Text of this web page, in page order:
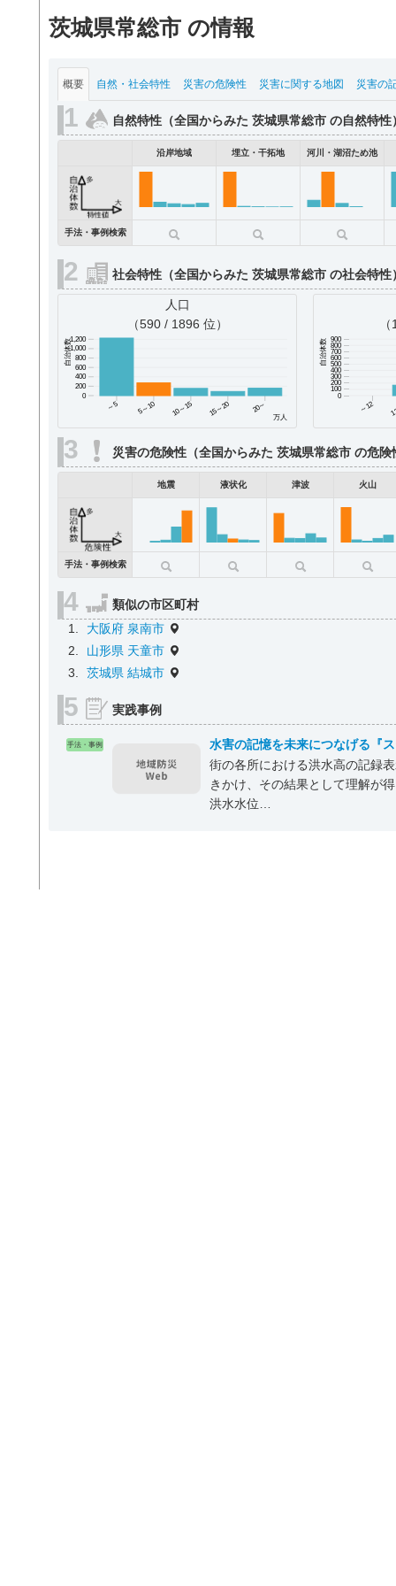
茨城県常総市 の情報
概要 自然・社会特性 災害の危険性 災害に関する地図 災害の
自然特性（全国からみた 茨城県常総市 の自然特性
沿岸地域 埋立・干拓地 河川・湖沼ため池
手法・事例検索
社会特性（全国からみた 茨城県常総市 の社会特性
人口
（590 / 1896 位）
～5 5～10 10～15 15～20 20～
万人
0
200
400
600
800
1,000
1,200
自治体数
～12
0
100
200
300
400
500
600
700
800
900
自治体数
災害の危険性（全国からみた 茨城県常総市 の危険
地震 液状化 津波 火山
手法・事例検索
類似の市区町村
大阪府 泉南市
山形県 天童市
茨城県 結城市
実践事例
手法・事例
水害の記憶を未来につなげる『
街の各所における洪水高の記録
きかけ、その結果として理解が
洪水水位…